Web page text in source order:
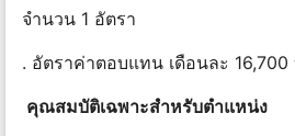
จำนวน 1 อัตรา
. อัตราค่าตอบแทน เดือนละ 16,700
คุณสมบัติเฉพาะสําหรับตําแหน่ง